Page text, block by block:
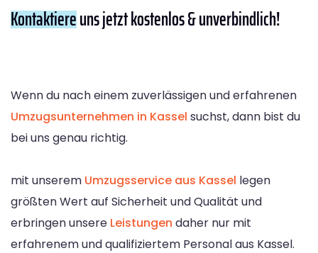
Kontaktiereuns jetzt kostenlos & unverbindlich!
Wenn du nach einem zuverlässigen und erfahrenen
Umzugsunternehmen in Kassel suchst, dann bist du
bei uns genau richtig.
mit unserem Umzugsservice aus Kassel legen
größten Wert auf Sicherheit und Qualität und
erbringen unsere Leistungen daher nur mit
erfahrenem und qualifiziertem Personal aus Kassel.